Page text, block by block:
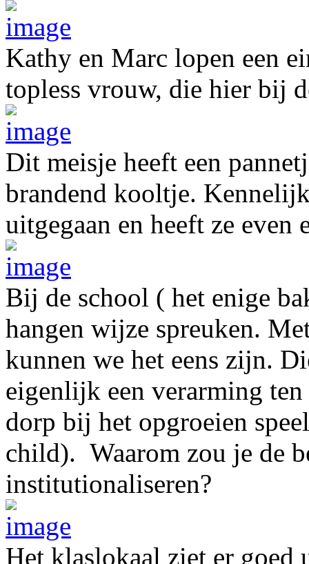
Kathy en Marc lopen een
topless vrouw, die hier bij
Dit meisje heeft een
brandend kooltje.
uitgegaan en heeft ze even
Bij de school ( het enige
hangen wijze spreuken.
kunnen we het eens zijn.
eigenlijk een verarming
dorp bij het opgroeien
child). Waarom zou je de
institutionaliseren?
Het klaslokaal ziet er goed